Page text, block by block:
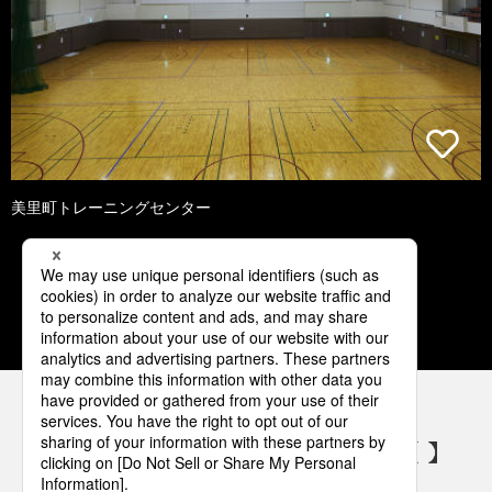
美里町トレーニングセンター
1 2 3 4 5
パナソニックの電気設備 SNSアカウント